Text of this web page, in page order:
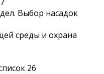
Выбор насадок
среды и охрана
26